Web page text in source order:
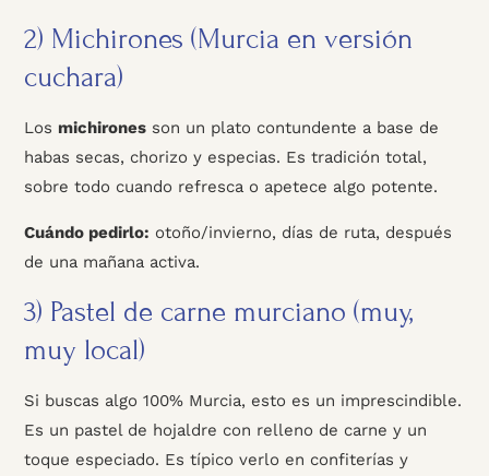
2) Michirones (Murcia en versión
cuchara)
Los michirones son un plato contundente a base de
habas secas, chorizo y especias. Es tradición total,
sobre todo cuando refresca o apetece algo potente.
Cuándo pedirlo: otoño/invierno, días de ruta, después
de una mañana activa.
3) Pastel de carne murciano (muy,
muy local)
Si buscas algo 100% Murcia, esto es un imprescindible.
Es un pastel de hojaldre con relleno de carne y un
toque especiado. Es típico verlo en confiterías y